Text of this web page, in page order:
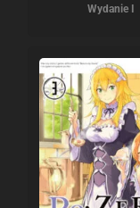
Wydanie I